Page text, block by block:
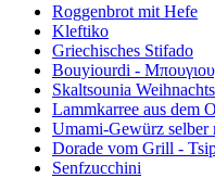
Roggenbrot mit Hefe
Kleftiko
Griechisches Stifado
Bouyiourdi -
Skaltsounia
Lammkarree aus dem
Umami-Gewürz selber
Dorade vom Grill -
Senfzucchini